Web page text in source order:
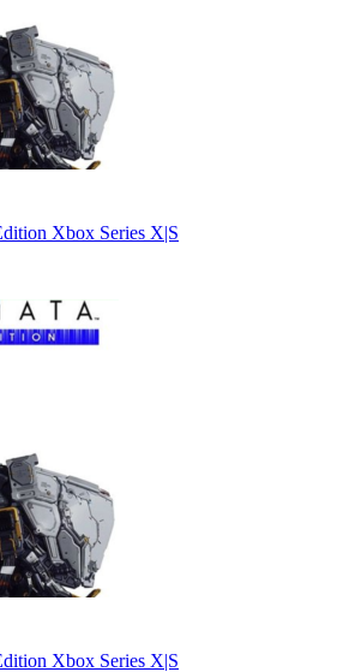
Xbox Series X|S
Xbox Series X|S